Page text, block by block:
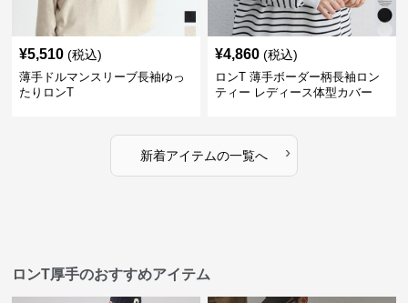
¥5,510 (税込)
薄手ドルマンスリーブ長袖ゆっ
たりロンT
¥4,860 (税込)
ロンT 薄手ボーダー柄長袖ロン
ティー レディース体型カバー
新着アイテムの一覧へ ›
ロンT厚手のおすすめアイテム